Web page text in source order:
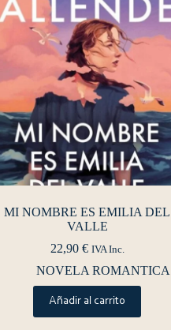
MI NOMBRE ES EMILIA DEL
VALLE
22,90 € IVA Inc.
NOVELA ROMANTICA
Añadir al carrito